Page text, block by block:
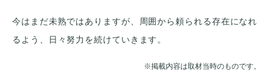
今はまだ未熟ではありますが、周囲から頼られる存在になれ
るよう、日々努力を続けていきます。
※掲載内容は取材当時のものです。